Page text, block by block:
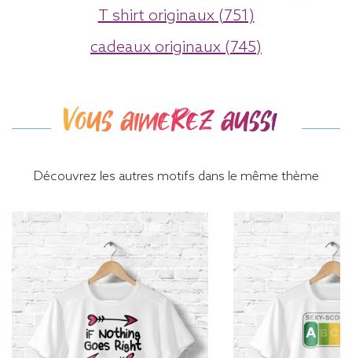
T shirt originaux (751)
cadeaux originaux (745)
Vous aimerez aussi
Découvrez les autres motifs dans le même thème